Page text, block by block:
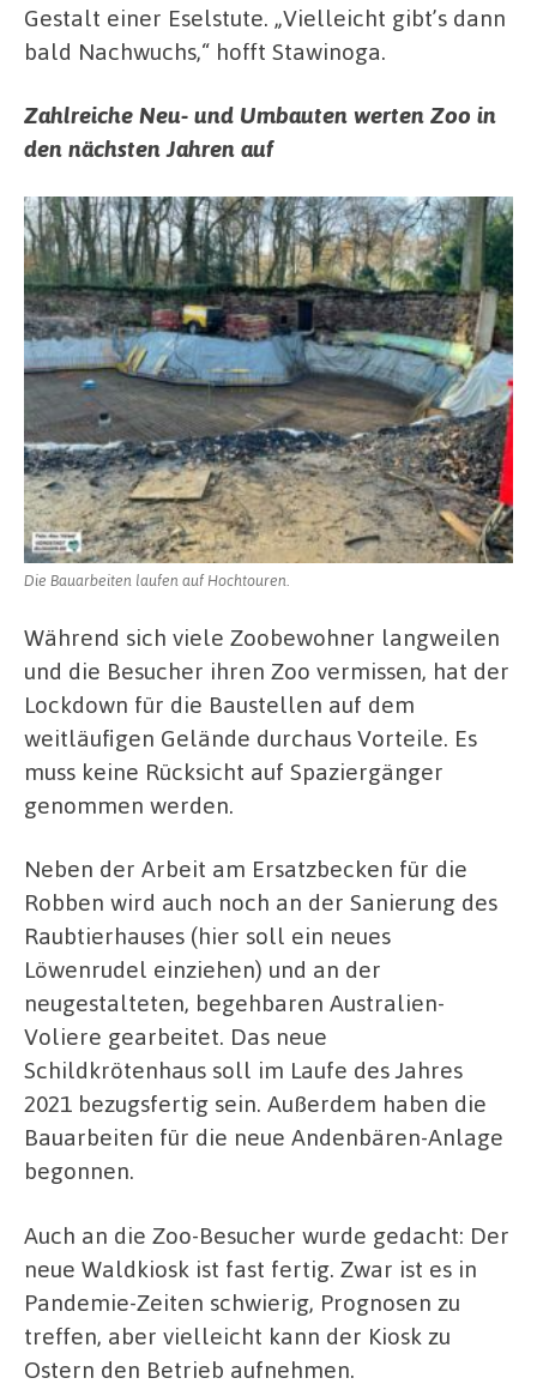
Gestalt einer Eselstute. „Vielleicht gibt’s dann
bald Nachwuchs,“ hofft Stawinoga.
Zahlreiche Neu- und Umbauten werten Zoo in
den nächsten Jahren auf
Die Bauarbeiten laufen auf Hochtouren.
Während sich viele Zoobewohner langweilen
und die Besucher ihren Zoo vermissen, hat der
Lockdown für die Baustellen auf dem
weitläufigen Gelände durchaus Vorteile. Es
muss keine Rücksicht auf Spaziergänger
genommen werden.
Neben der Arbeit am Ersatzbecken für die
Robben wird auch noch an der Sanierung des
Raubtierhauses (hier soll ein neues
Löwenrudel einziehen) und an der
neugestalteten, begehbaren Australien-
Voliere gearbeitet. Das neue
Schildkrötenhaus soll im Laufe des Jahres
2021 bezugsfertig sein. Außerdem haben die
Bauarbeiten für die neue Andenbären-Anlage
begonnen.
Auch an die Zoo-Besucher wurde gedacht: Der
neue Waldkiosk ist fast fertig. Zwar ist es in
Pandemie-Zeiten schwierig, Prognosen zu
treffen, aber vielleicht kann der Kiosk zu
Ostern den Betrieb aufnehmen.